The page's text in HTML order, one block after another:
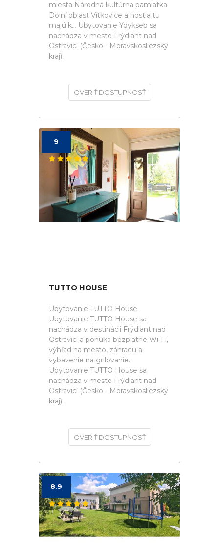
miesta Národná kultúrna pamiatka
Dolní oblast Vítkovice a hostia tu
majú k... Ubytovanie Ydykseb sa
nachádza v meste Frýdlant nad
Ostravicí (Česko - Moravskosliezský
kraj).
OVERIŤ DOSTUPNOSŤ
9
TUTTO HOUSE
Ubytovanie TUTTO House.
Ubytovanie TUTTO House sa
nachádza v destinácii Frýdlant nad
Ostravicí a ponúka bezplatné Wi-Fi,
výhľad na mesto, záhradu a
vybavenie na grilovanie.
Ubytovanie TUTTO House sa
nachádza v meste Frýdlant nad
Ostravicí (Česko - Moravskosliezský
kraj).
OVERIŤ DOSTUPNOSŤ
8.9